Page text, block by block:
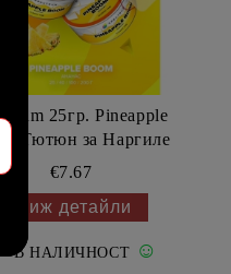
25гр. Pineapple
Тютюн за Наргиле
€7.67
Виж детайли
В НАЛИЧНОСТ ☺